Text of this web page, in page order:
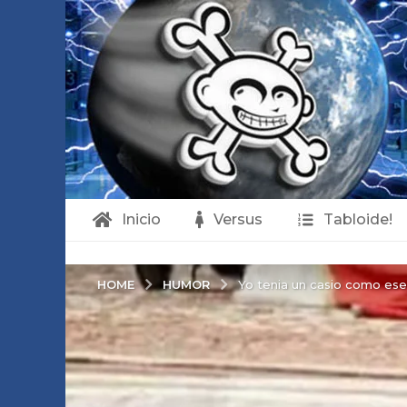
Inicio Versus Tabloide!
HOME HUMOR Yo tenia un casio como